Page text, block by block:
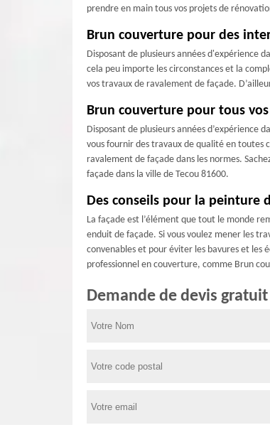
prendre en main tous vos projets de
Brun couverture pour des
Disposant de plusieurs années d'expérience
cela peu importe les circonstances et la
vos travaux de ravalement de façade.
Brun couverture pour tous
Disposant de plusieurs années
vous fournir des travaux de qualité en toutes
ravalement de façade dans les normes.
façade dans la ville de Tecou 81600.
Des conseils pour la peinture
La façade est l’élément que tout le monde
enduit de façade. Si vous voulez mener les
convenables et pour éviter les bavures et les
professionnel en couverture, comme Brun
Demande de devis gratuit